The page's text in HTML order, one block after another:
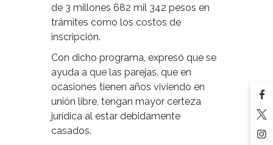
de 3 millones 682 mil 342 pesos en
trámites como los costos de
inscripción.
Con dicho programa, expresó que se
ayuda a que las parejas, que en
ocasiones tienen años viviendo en
unión libre, tengan mayor certeza
jurídica al estar debidamente
casados.